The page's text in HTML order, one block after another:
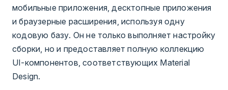
мобильные приложения, десктопные приложения
и браузерные расширения, используя одну
кодовую базу. Он не только выполняет настройку
сборки, но и предоставляет полную коллекцию
UI-компонентов, соответствующих Material
Design.